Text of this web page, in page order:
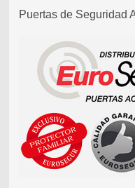
Puertas de Seguridad